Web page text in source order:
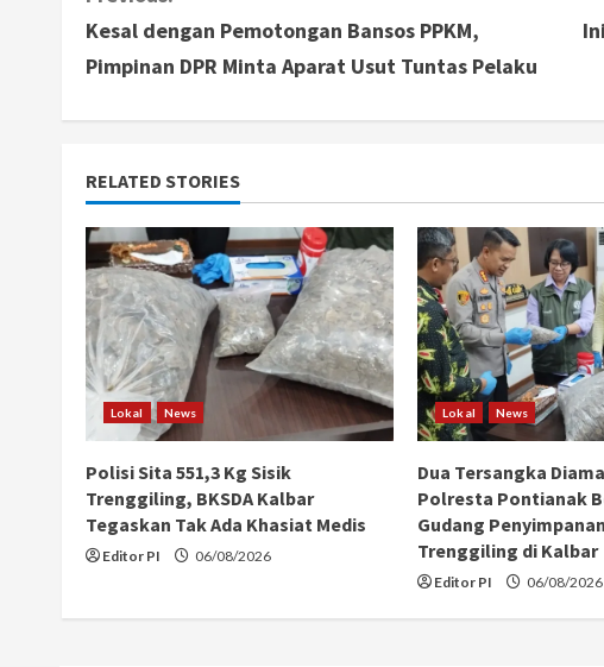
o
i
n
u
e
R
e
a
d
Kesal dengan Pemotongan Bansos PPKM,
Pimpinan DPR Minta Aparat Usut Tuntas Pelaku
RELATED STORIES
Lokal News
Polisi Sita 551,3 Kg Sisik
Trenggiling, BKSDA Kalbar
Tegaskan Tak Ada Khasiat Medis
Editor PI 06/08/2026
Lokal News
Dua Tersangka
Polresta Pontianak
Gudang
Trenggiling di Kalbar
Editor PI 06/08/2026